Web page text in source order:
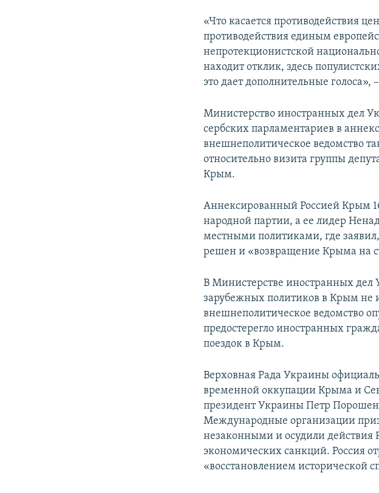
«Что касается противодействия
противодействия единым
непротекционистской
находит отклик, здесь
это дает дополнительные
Министерство иностранных дел
сербских парламентариев в
внешнеполитическое ведомство
относительно визита группы
Крым.
Аннексированный Россией Крым
народной партии, а ее лидер
местными политиками, где
решен и «возвращение Крыма на
В Министерстве иностранных дел
зарубежных политиков в Крым не
внешнеполитическое ведомство
предостерегло иностранных
поездок в Крым.
Верховная Рада Украины
временной оккупации Крыма и
президент Украины Петр
Международные организации
незаконными и осудили действия
экономических санкций. Россия
«восстановлением исторической